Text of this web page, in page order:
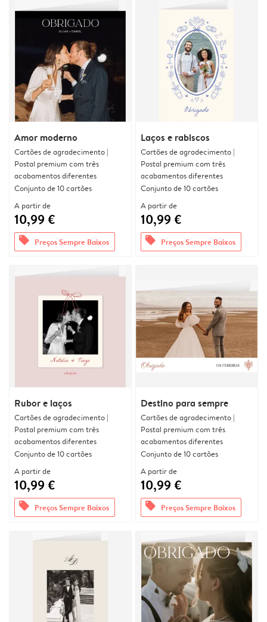
Amor moderno
Cartões de agradecimento |
Postal premium com três
acabamentos diferentes
Conjunto de 10 cartões
A partir de
10,99 €
offers Preços Sempre Baixos
Laços e rabiscos
Cartões de agradecimento |
Postal premium com três
acabamentos diferentes
Conjunto de 10 cartões
A partir de
10,99 €
offers Preços Sempre Baixos
Rubor e laços
Cartões de agradecimento |
Postal premium com três
acabamentos diferentes
Conjunto de 10 cartões
A partir de
10,99 €
offers Preços Sempre Baixos
Destino para sempre
Cartões de agradecimento |
Postal premium com três
acabamentos diferentes
Conjunto de 10 cartões
A partir de
10,99 €
offers Preços Sempre Baixos